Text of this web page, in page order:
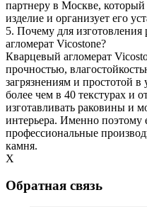
партнеру в Москве, который
изделие и организует его
5. Почему для
агломерат Vicostone?
Кварцевый агломерат
прочностью,
загрязнениям и простотой в
более чем в 40 текстурах и
изготавливать раковины и
интерьера. Именно поэтому
профессиональные
камня.
X
Обратная связь